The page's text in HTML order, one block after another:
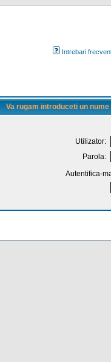
Intrebari
Va rugam introduceti un
Utilizator:
Parola:
Autentifica-